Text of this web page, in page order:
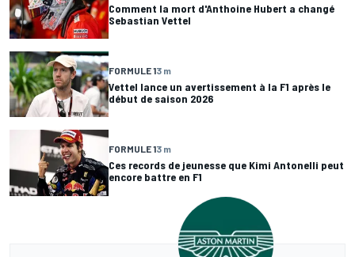
Comment la mort d'Anthoine Hubert a changé
Sebastian Vettel
FORMULE 13 m
Vettel lance un avertissement à la F1 après le
début de saison 2026
FORMULE 13 m
Ces records de jeunesse que Kimi Antonelli peut
encore battre en F1